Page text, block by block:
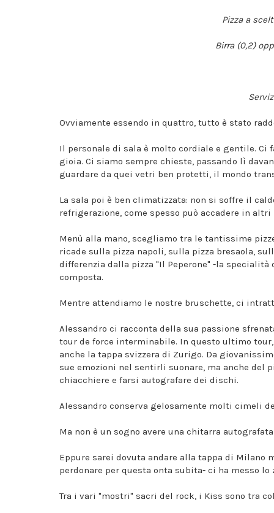
Pizza a
Birra (0,2)
Ovviamente essendo in quattro, tutto è stato
Il personale di sala è molto cordiale e gentile. Ci
gioia. Ci siamo sempre chieste, passando lì
guardare da quei vetri ben protetti, il mondo
La sala poi è ben climatizzata: non si soffre il
refrigerazione, come spesso può accadere in altri
Menù alla mano, scegliamo tra le tantissime
ricade sulla pizza napoli, sulla pizza bresaola,
differenzia dalla pizza "Il Peperone" -la
composta.
Mentre attendiamo le nostre bruschette, ci
Alessandro ci racconta della sua passione
tour de force interminabile. In questo ultimo
anche la tappa svizzera di Zurigo. Da
sue emozioni nel sentirli suonare, ma anche del
chiacchiere e farsi autografare dei dischi.
Alessandro conserva gelosamente molti cimeli
Ma non è un sogno avere una chitarra
Eppure sarei dovuta andare alla tappa di Milano
perdonare per questa onta subita- ci ha messo lo
Tra i vari "mostri" sacri del rock, i Kiss sono tra